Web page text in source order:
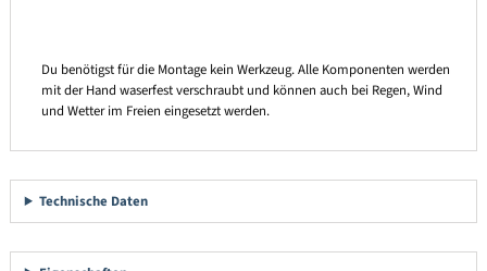
Du benötigst für die Montage kein Werkzeug. Alle Komponenten werden
mit der Hand waserfest verschraubt und können auch bei Regen, Wind
und Wetter im Freien eingesetzt werden.
Technische Daten